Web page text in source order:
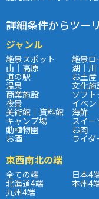
詳細条件からツー
ジャンル
絶景スポット 絶景ロ
山｜高原 湖｜川
道の駅 お土産
温泉 文化施
商業施設 ソフ
夜景 イベ
美術館｜資料館 海鮮
キャンプ場 スイー
動植物園 お肉
お酒 ライダ
東西南北の端
全ての端 日本4
北海道4端 本州4
九州4端